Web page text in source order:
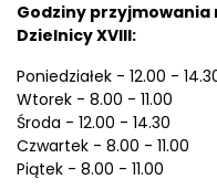
Godziny przyjmowania
Dzielnicy XVIII:
Poniedziałek - 12.00 -
Wtorek - 8.00 - 11.00
Środa - 12.00 - 14.30
Czwartek - 8.00 - 11.00
Piątek - 8.00 - 11.00